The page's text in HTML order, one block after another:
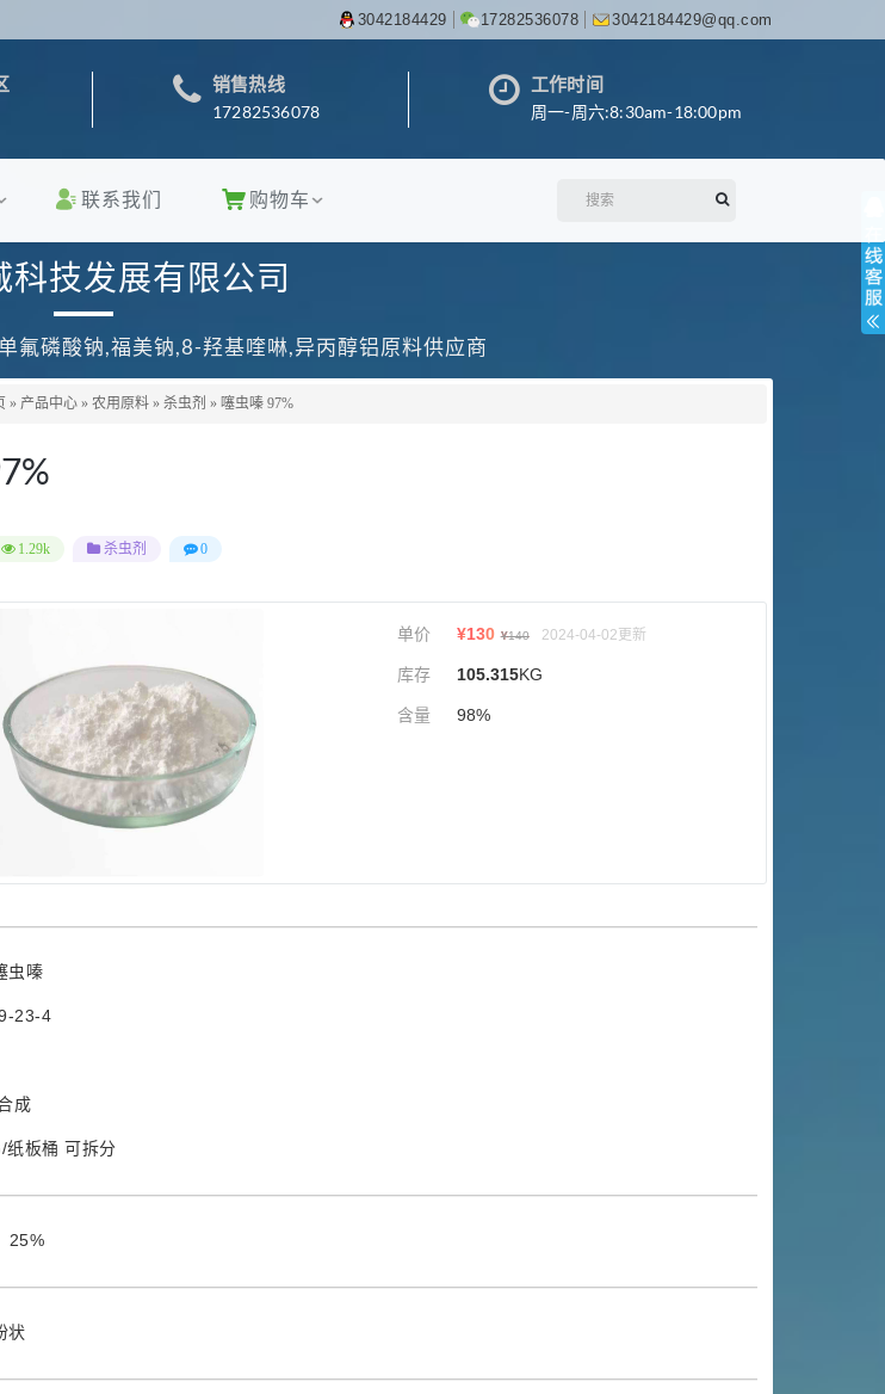
3042184429 17282536078 3042184429@qq.com
销售热线
17282536078
工作时间
周一-周六:8:30am-18:00pm
联系我们 购物车
科技发展有限公司
氟磷酸钠,福美钠,8-羟基喹啉,异丙醇铝原料供应商
» 产品中心 » 农用原料 » 杀虫剂 » 噻虫嗪 97%
1.29k 杀虫剂 0
单价 ¥130 ¥140 2024-04-02更新
库存 105.315KG
含量 98%
虫嗪
23-4
成
纸板桶 可拆分
25%
状
- 10w+